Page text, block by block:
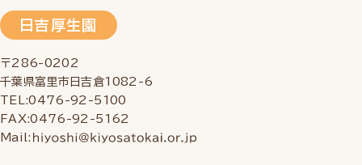
日吉厚生園
〒286-0202
千葉県富里市日吉倉1082-6
TEL:0476-92-5100
FAX:0476-92-5162
Mail: